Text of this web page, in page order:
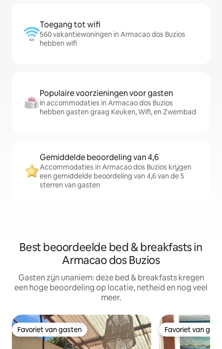
Toegang tot wifi
560 vakantiewoningen in Armacao dos Buzios
hebben wifi
Populaire voorzieningen voor gasten
In accommodaties in Armacao dos Buzios
hebben gasten graag Keuken, Wifi, en Zwembad
Gemiddelde beoordeling van 4,6
Accommodaties in Armacao dos Buzios krijgen
een gemiddelde beoordeling van 4,6 van de 5
sterren van gasten
Best beoordeelde bed & breakfasts in
Armacao dos Buzios
Gasten zijn unaniem: deze bed & breakfasts kregen
een hoge beoordeling op locatie, netheid en nog veel
meer.
Favoriet van gasten
Favoriet van gasten Favoriet van
Favoriet van